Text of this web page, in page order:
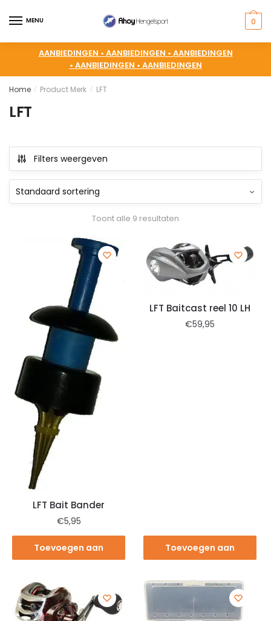
MENU 0
AANBIEDINGEN • AANBIEDINGEN • AANBIEDINGEN
• AANBIEDINGEN • AANBIEDINGEN
Home / Product Merk / LFT
LFT
Filters weergeven
Toont alle 9 resultaten
LFT Bait Bander
€5,95
Toevoegen aan
LFT Baitcast reel 10 LH
€59,95
Toevoegen aan